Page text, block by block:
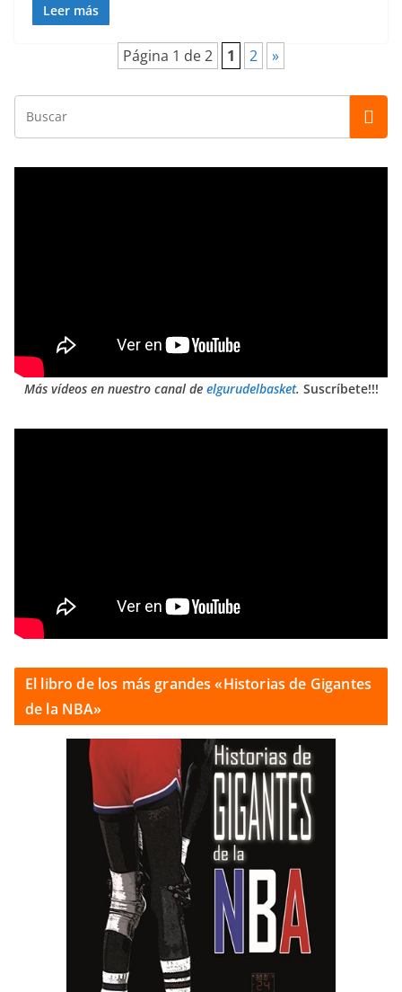
Leer más
Página 1 de 2 1 2 »
Más vídeos en nuestro canal de elgurudelbasket. Suscríbete!!!
El libro de los más grandes «Historias de Gigantes
de la NBA»